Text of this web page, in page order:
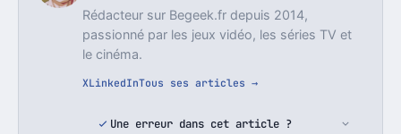
Rédacteur sur Begeek.fr depuis 2014,
passionné par les jeux vidéo, les séries TV et
le cinéma.
XLinkedInTous ses articles →
Une erreur dans cet article ?